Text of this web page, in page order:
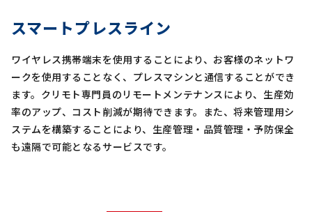
スマートプレスライン
ワイヤレス携帯端末を使用することにより、お客様のネットワ
ークを使用することなく、プレスマシンと通信することができ
ます。クリモト専門員のリモートメンテナンスにより、生産効
率のアップ、コスト削減が期待できます。また、将来管理用シ
ステムを構築することにより、生産管理・品質管理・予防保全
も遠隔で可能となるサービスです。